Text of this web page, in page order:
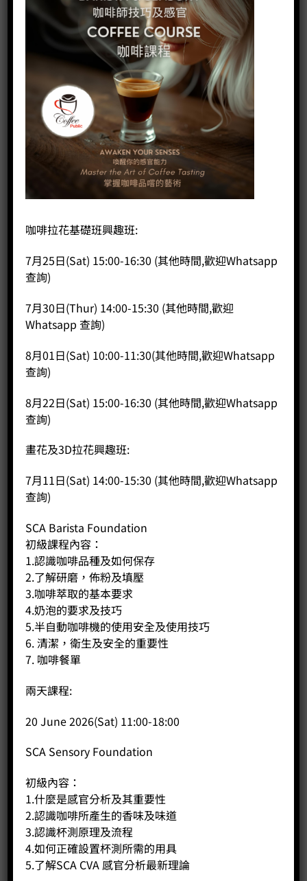
Price: HK$83.00
咖啡機清潔粉 900g
Price: HK$
BUY NOW
咖啡拉花基礎班興趣班:
7月25日(Sat) 15:00-16:30 (其他時間,歡迎Whatsapp
查詢)
7月30日(Thur) 14:00-15:30 (其他時間,歡迎
Whatsapp 查詢)
8月01日(Sat) 10:00-11:30(其他時間,歡迎Whatsapp
查詢)
8月22日(Sat) 15:00-16:30 (其他時間,歡迎Whatsapp
查詢)
畫花及3D拉花興趣班:
7月11日(Sat) 14:00-15:30 (其他時間,歡迎Whatsapp
查詢)
SCA Barista Foundation
初級課程內容：
1.認識咖啡品種及如何保存
2.了解研磨，佈粉及填壓
3.咖啡萃取的基本要求
4.奶泡的要求及技巧
5.半自動咖啡機的使用安全及使用技巧
6. 清潔，衛生及安全的重要性
7. 咖啡餐單
兩天課程:
20 June 2026(Sat) 11:00-18:00
SCA Sensory Foundation
初級內容：
1.什麼是感官分析及其重要性
2.認識咖啡所產生的香味及味道
3.認識杯測原理及流程
4.如何正確設置杯測所需的用具
5.了解SCA CVA 感官分析最新理論